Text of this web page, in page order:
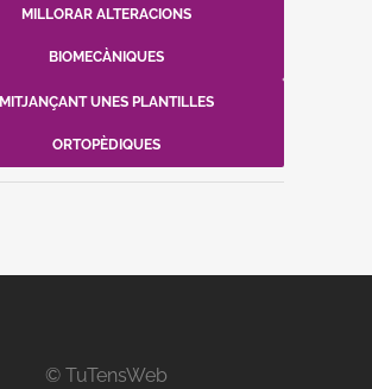
MILLORAR ALTERACIONS
BIOMECÀNIQUES
MITJANÇANT UNES PLANTILLES
ORTOPÈDIQUES
© TuTensWeb